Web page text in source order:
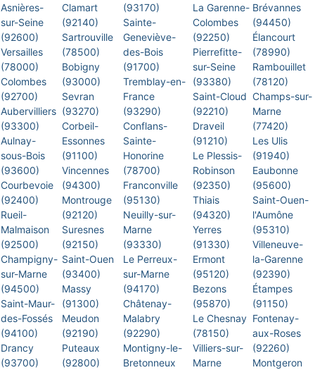
Asnières-
sur-Seine
(92600)
Versailles
(78000)
Colombes
(92700)
Aubervilliers
(93300)
Aulnay-
sous-Bois
(93600)
Courbevoie
(92400)
Rueil-
Malmaison
(92500)
Champigny-
sur-Marne
(94500)
Saint-Maur-
des-Fossés
(94100)
Drancy
(93700)
Clamart
(92140)
Sartrouville
(78500)
Bobigny
(93000)
Sevran
(93270)
Corbeil-
Essonnes
(91100)
Vincennes
(94300)
Montrouge
(92120)
Suresnes
(92150)
Saint-Ouen
(93400)
Massy
(91300)
Meudon
(92190)
Puteaux
(92800)
(93170)
Sainte-
Geneviève-
des-Bois
(91700)
Tremblay-en-
France
(93290)
Conflans-
Sainte-
Honorine
(78700)
Franconville
(95130)
Neuilly-sur-
Marne
(93330)
Le Perreux-
sur-Marne
(94170)
Châtenay-
Malabry
(92290)
Montigny-le-
Bretonneux
La Garenne-
Colombes
(92250)
Pierrefitte-
sur-Seine
(93380)
Saint-Cloud
(92210)
Draveil
(91210)
Le Plessis-
Robinson
(92350)
Thiais
(94320)
Yerres
(91330)
Ermont
(95120)
Bezons
(95870)
Le Chesnay
(78150)
Villiers-sur-
Marne
Brévannes
(94450)
Élancourt
(78990)
Rambouillet
(78120)
Champs-sur-
Marne
(77420)
Les Ulis
(91940)
Eaubonne
(95600)
Saint-Ouen-
l'Aumône
(95310)
Villeneuve-
la-Garenne
(92390)
Étampes
(91150)
Fontenay-
aux-Roses
(92260)
Montgeron